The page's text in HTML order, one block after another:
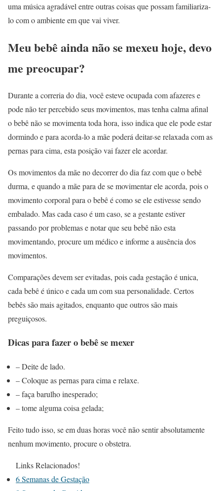
uma música agradável entre outras coisas que possam familiariza-
lo com o ambiente em que vai viver.
Meu bebê ainda não se mexeu hoje, devo
me preocupar?
Durante a correria do dia, você esteve ocupada com afazeres e
pode não ter percebido seus movimentos, mas tenha calma afinal
o bebê não se movimenta toda hora, isso indica que ele pode estar
dormindo e para acorda-lo a mãe poderá deitar-se relaxada com as
pernas para cima, esta posição vai fazer ele acordar.
Os movimentos da mãe no decorrer do dia faz com que o bebê
durma, e quando a mãe para de se movimentar ele acorda, pois o
movimento corporal para o bebê é como se ele estivesse sendo
embalado. Mas cada caso é um caso, se a gestante estiver
passando por problemas e notar que seu bebê não esta
movimentando, procure um médico e informe a ausência dos
movimentos.
Comparações devem ser evitadas, pois cada gestação é unica,
cada bebê é único e cada um com sua personalidade. Certos
bebês são mais agitados, enquanto que outros são mais
preguiçosos.
Dicas para fazer o bebê se mexer
– Deite de lado.
– Coloque as pernas para cima e relaxe.
– faça barulho inesperado;
– tome alguma coisa gelada;
Feito tudo isso, se em duas horas você não sentir absolutamente
nenhum movimento, procure o obstetra.
Links Relacionados!
6 Semanas de Gestação